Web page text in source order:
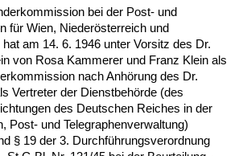
bei der Post- und
für Wien, Niederösterreich und
hat am 14. 6. 1946 unter Vorsitz des Dr.
von Rosa Kammerer und Franz Klein als
nach Anhörung des Dr.
Vertreter der Dienstbehörde (des
des Deutschen Reiches in der
Post- und Telegraphenverwaltung)
§ 19 der 3. Durchführungsverordnung